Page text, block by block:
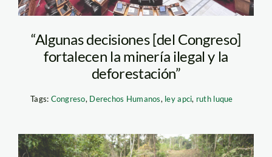
“Algunas decisiones [del Congreso]
fortalecen la minería ilegal y la
deforestación”
Tags: Congreso, Derechos Humanos, ley apci, ruth luque